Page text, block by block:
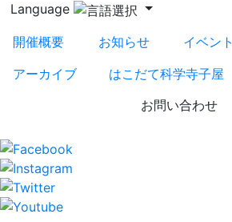
Language
開催概要 お知らせ イベント
アーカイブ
はこだて科学寺子屋
お問い合わせ